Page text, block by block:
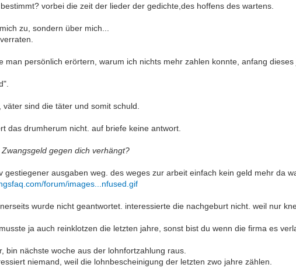
vorbei die zeit der lieder der gedichte,des hoffens des wartens.
zu, sondern über mich...
man persönlich erörtern, warum ich nichts mehr zahlen konnte, anfang dieses
väter sind die täter und somit schuld.
das drumherum nicht. auf briefe keine antwort.
gegen dich verhängt?
gestiegener ausgaben weg. des weges zur arbeit einfach kein geld mehr da
forum/images...nfused.gif
wurde nicht geantwortet. interessierte die nachgeburt nicht. weil nur
ja auch reinklotzen die letzten jahre, sonst bist du wenn die firma es
bin nächste woche aus der lohnfortzahlung raus.
niemand, weil die lohnbescheinigung der letzten zwo jahre zählen.